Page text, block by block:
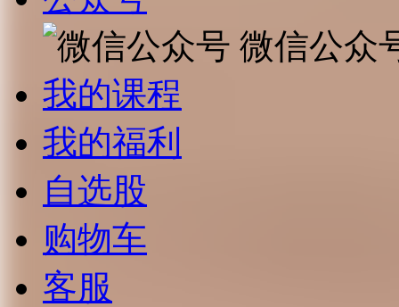
微信公众
我的课程
我的福利
自选股
购物车
客服